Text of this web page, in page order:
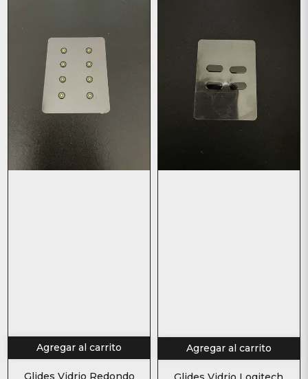
Agregar al carrito
Glides Vidrio Redondo
Agregar al carrito